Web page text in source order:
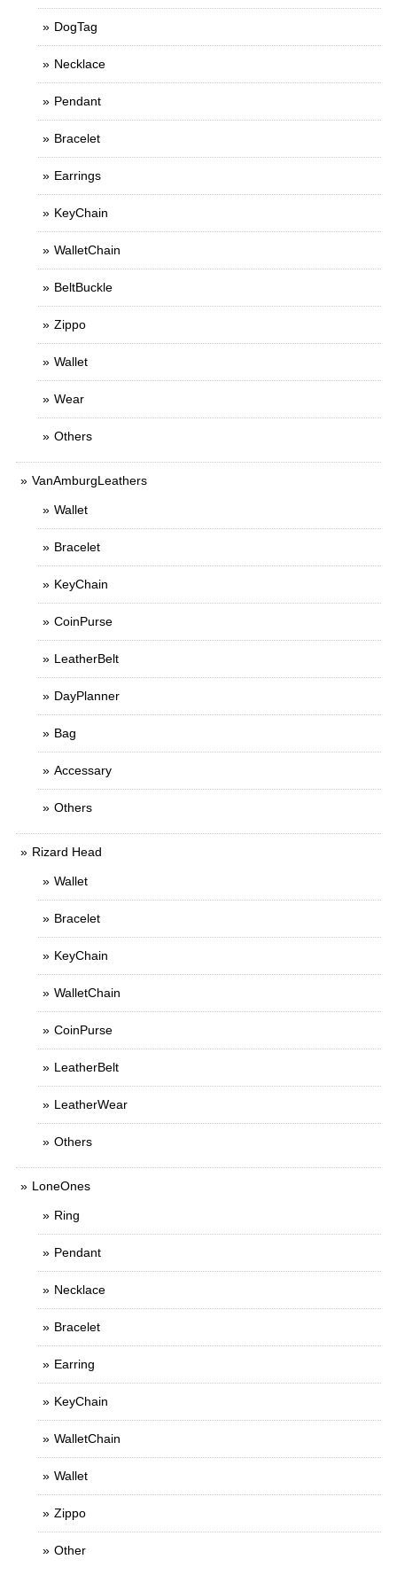
DogTag
Necklace
Pendant
Bracelet
Earrings
KeyChain
WalletChain
BeltBuckle
Zippo
Wallet
Wear
Others
VanAmburgLeathers
Wallet
Bracelet
KeyChain
CoinPurse
LeatherBelt
DayPlanner
Bag
Accessary
Others
Rizard Head
Wallet
Bracelet
KeyChain
WalletChain
CoinPurse
LeatherBelt
LeatherWear
Others
LoneOnes
Ring
Pendant
Necklace
Bracelet
Earring
KeyChain
WalletChain
Wallet
Zippo
Other